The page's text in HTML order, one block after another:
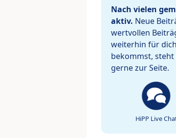
Nach vielen
aktiv. Neue
wertvollen
weiterhin für
bekommst,
gerne zur Seite.
HiPP Live